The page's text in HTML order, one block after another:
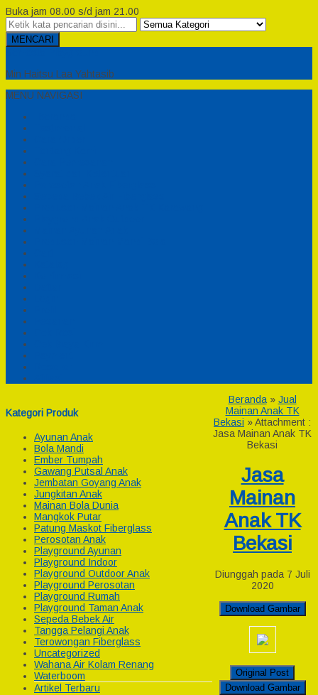
Buka jam 08.00 s/d jam 21.00
MENCARI
Min Haitsu Laa Yahtasib
MENU NAVIGASI
Kategori Produk
Ayunan Anak
Bola Mandi
Ember Tumpah
Gawang Putsal Anak
Jembatan Goyang Anak
Jungkitan Anak
Mainan Bola Dunia
Mangkok Putar
Patung Maskot Fiberglass
Perosotan Anak
Playground Ayunan
Playground Indoor
Playground Outdoor Anak
Playground Perosotan
Playground Rumah
Playground Taman Anak
Sepeda Bebek Air
Tangga Pelangi Anak
Terowongan Fiberglass
Uncategorized
Wahana Air Kolam Renang
Waterboom
Artikel Terbaru
Beranda» Jual
Mainan Anak TK
Bekasi » Attachment :
Jasa Mainan Anak TK
Bekasi
Jasa
Mainan
Anak TK
Bekasi
Diunggah pada 7 Juli
2020
Download Gambar
Original Post
Download Gambar